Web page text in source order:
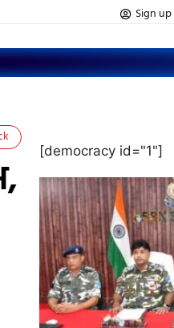
Sign up
[democracy id="1"]